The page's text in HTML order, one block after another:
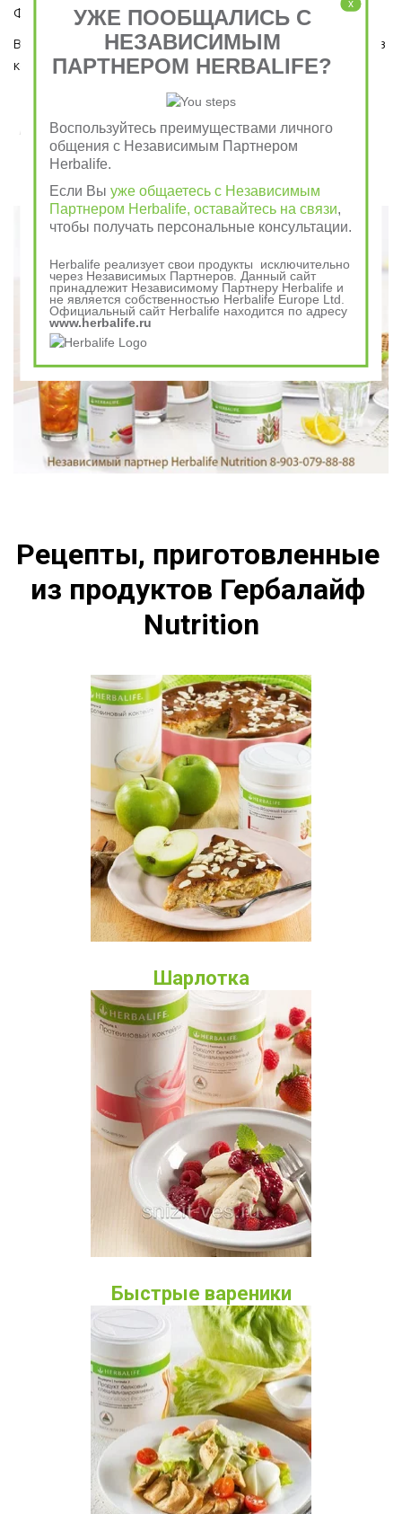
Формула 1 и Травяным тонизирующим напитком (чай).
Ведь завтрак является важным приемом пищи, который ни в
коем случае пропускать нельзя!
Завтрак съешь сам, обед раздели с другом, ужин
отдай врагу
Говорили в древности
Рецепты, приготовленные
из продуктов Гербалайф
Nutrition
Шарлотка
Быстрые вареники
x
УЖЕ ПООБЩАЛИСЬ С
НЕЗАВИСИМЫМ
ПАРТНЕРОМ HERBALIFE?
Воспользуйтесь преимуществами личного
общения с Независимым Партнером
Herbalife.
Если Выуже общаетесь с Независимым
Партнером Herbalife, оставайтесь на связи,
чтобы получать персональные консультации.
Herbalife реализует свои продукты исключительно
через Независимых Партнеров. Данный сайт
принадлежит Независимому Партнеру Herbalife и
не является собственностью Herbalife Europe Ltd.
Официальный сайт Herbalife находится по адресу
www.herbalife.ru